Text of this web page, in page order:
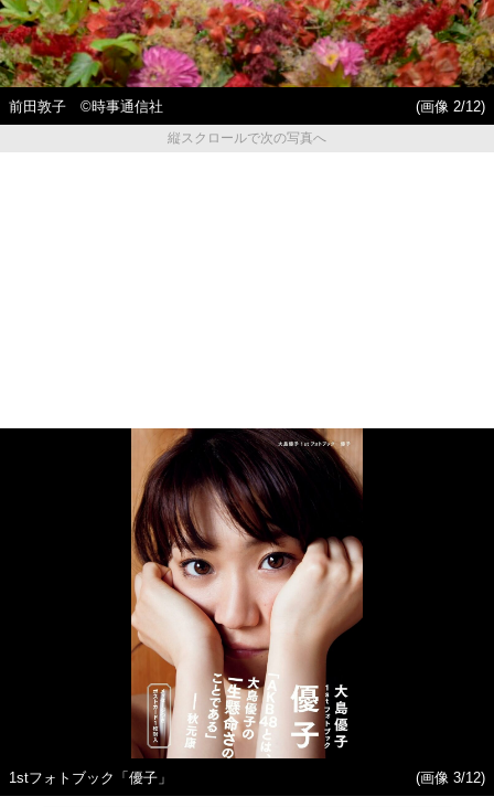
前田敦子 ©時事通信社
(画像 2/12)
縦スクロールで次の写真へ
1stフォトブック「優子」 (画像 3/12)